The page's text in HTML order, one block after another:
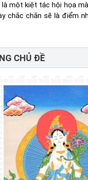
một kiệt tác hội họa
chắc chắn sẽ là điểm
CHỦ ĐỀ